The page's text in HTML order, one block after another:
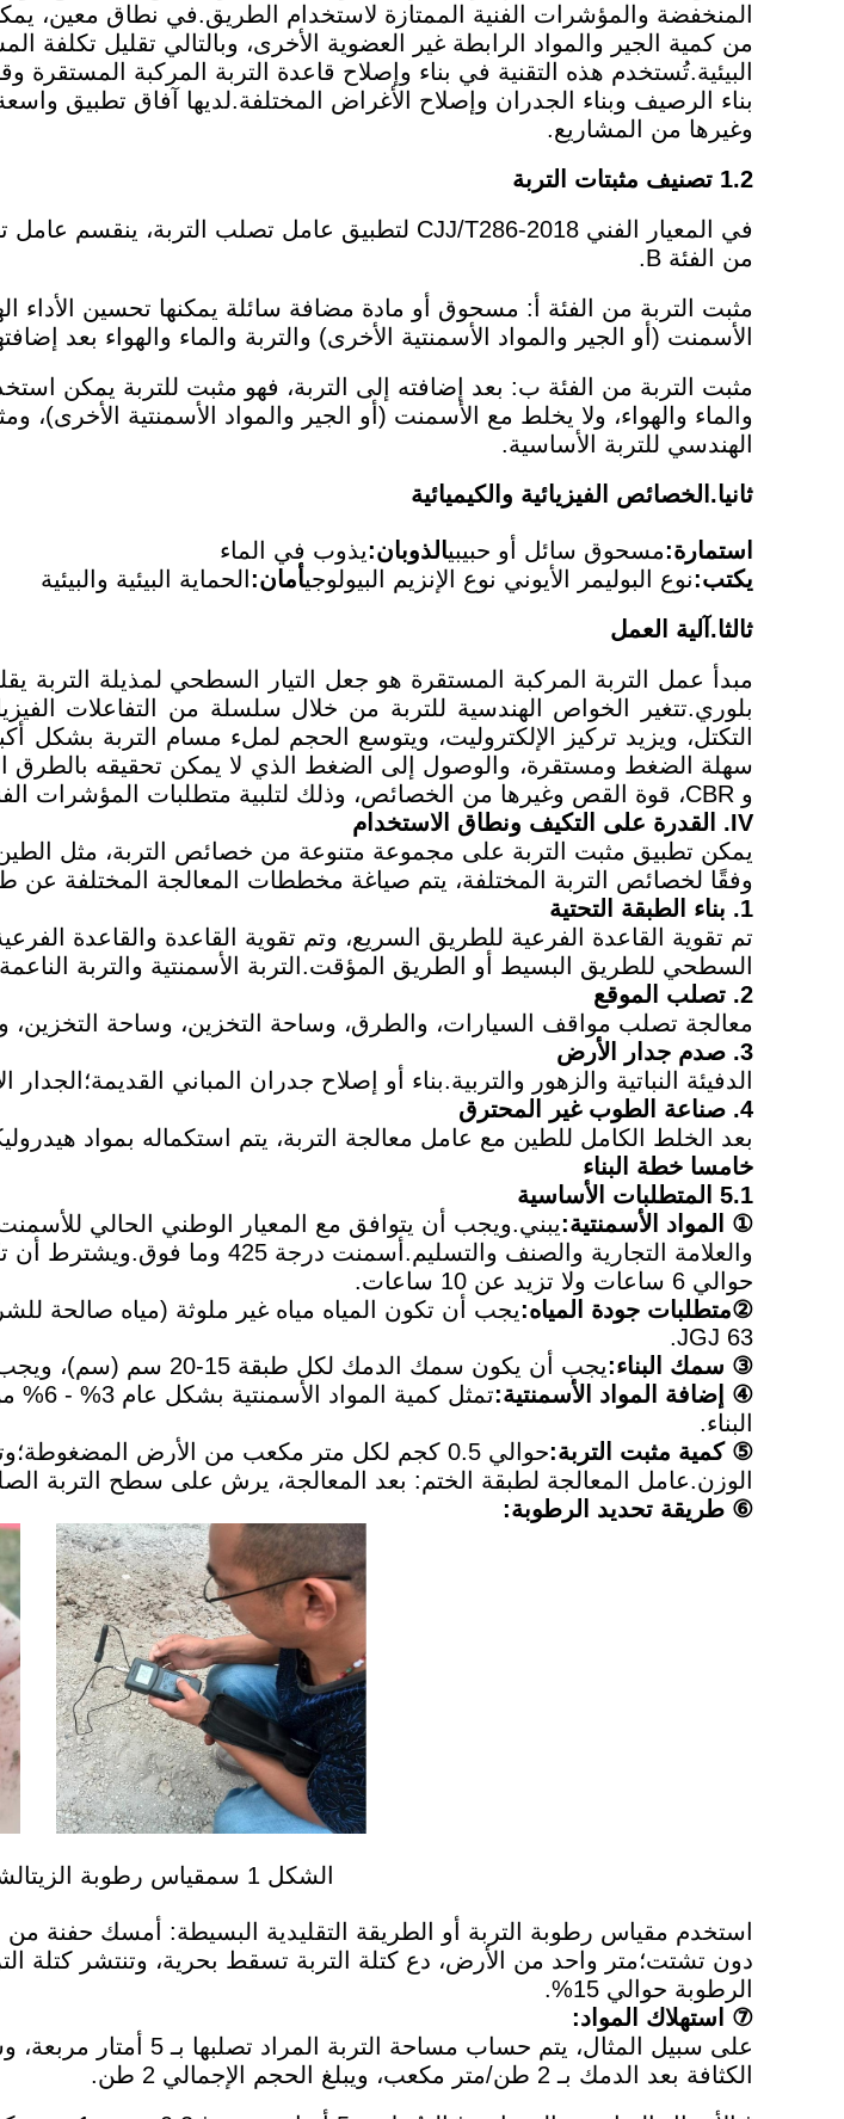
المنخفضة والمؤشرات الفنية الممتازة لاستخدام الطريق.في نطاق
من كمية الجير والمواد الرابطة غير العضوية الأخرى، وبالتالي تقليل تكلفة
البيئية.تُستخدم هذه التقنية في بناء وإصلاح قاعدة التربة المركبة
بناء الرصيف وبناء الجدران وإصلاح الأغراض المختلفة.لديها آفاق تطبيق
وغيرها من المشاريع.
1.2 تصنيف مثبتات التربة
من الفئة B.
مثبت التربة من الفئة أ: مسحوق أو مادة مضافة سائلة يمكنها تحسين الأداء
الأسمنت (أو الجير والمواد الأسمنتية الأخرى) والتربة والماء والهواء بعد
مثبت التربة من الفئة ب: بعد إضافته إلى التربة، فهو مثبت للتربة يمكن
والماء والهواء، ولا يخلط مع الأسمنت (أو الجير والمواد الأسمنتية
الهندسي للتربة الأساسية.
ثانيا.الخصائص الفيزيائية والكيميائية
استمارة:مسحوق سائل أو حبيبيالذوبان:يذوب في الماء
يكتب:نوع البوليمر الأيوني نوع الإنزيم البيولوجيأمان: الحماية البيئية والبيئية
ثالثا.آلية العمل
مبدأ عمل التربة المركبة المستقرة هو جعل التيار السطحي لمذيلة
بلوري.تتغير الخواص الهندسية للتربة من خلال سلسلة من التفاعلات
التكتل، ويزيد تركيز الإلكتروليت، ويتوسع الحجم لملء مسام التربة بشكل
سهلة الضغط ومستقرة، والوصول إلى الضغط الذي لا يمكن تحقيقه بالطرق
و CBR، قوة القص وغيرها من الخصائص، وذلك لتلبية متطلبات المؤشرات الفنية للطرق.
IV. القدرة على التكيف ونطاق الاستخدام
يمكن تطبيق مثبت التربة على مجموعة متنوعة من خصائص التربة، مثل
وفقًا لخصائص التربة المختلفة، يتم صياغة مخططات المعالجة المختلفة
1.
بناء الطبقة التحتية
تم تقوية القاعدة الفرعية للطريق السريع، وتم تقوية القاعدة والقاعدة
السطحي للطريق البسيط أو الطريق المؤقت.التربة الأسمنتية والتربة
2. تصلب الموقع
معالجة تصلب مواقف السيارات، والطرق، وساحة التخزين، وساحة التخزين،
3. صدم جدار الأرض
الدفيئة النباتية والزهور والتربية.بناء أو إصلاح جدران المباني
4. صناعة الطوب غير المحترق
بعد الخلط الكامل للطين مع عامل معالجة التربة، يتم استكماله بمواد
خامسا خطة البناء
5.1 المتطلبات الأساسية
① المواد الأسمنتية:
حوالي 6 ساعات ولا تزيد عن 10 ساعات.
②متطلبات جودة المياه:يجب أن تكون المياه مياه غير ملوثة (مياه صالحة
JGJ 63.
③ سمك البناء:يجب أن يكون سمك الدمك لكل طبقة 15-20 سم (سم)، ويجب تحديد سمك الدمك الإجمالي وفقًا لمتطلبات البناء.
④ إضافة المواد الأسمنتية:
تمثل
البناء.
⑤ كمية مثبت التربة:
الوزن.عامل المعالجة لطبقة الختم: بعد المعالجة، يرش على سطح التربة الصلبة، ويخفف بالماء
⑥ طريقة تحديد الرطوبة:
الشكل 1 س مقياس رطوبة الزيت
استخدم مقياس رطوبة التربة أو الطريقة التقليدية البسيطة: أمسك حفنة
دون تشتت؛متر واحد من الأرض، دع كتلة التربة تسقط بحرية، وتنتشر كتلة
الرطوبة حوالي 15%.
⑦ استهلاك المواد:
الكثافة بعد الدمك بـ 2 طن/متر مكعب، ويبلغ الحجم الإجمالي 2 طن.